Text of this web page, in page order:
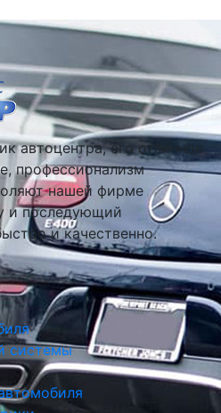
автоцентра, его отличное
профессионализм
нашей фирме
и последующий
и качественно.
системы